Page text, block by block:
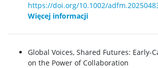
https://doi.org/10.1002/
Więcej informacji
Global Voices, Shared Futures: Early-
on the Power of Collaboration